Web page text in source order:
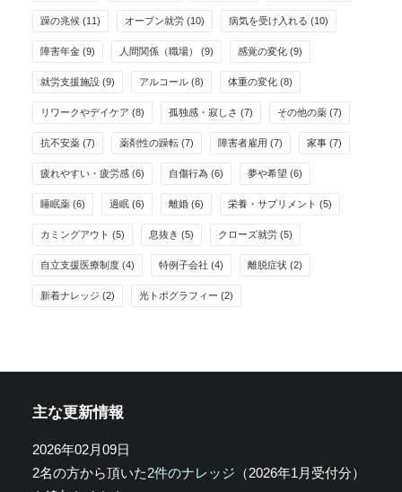
躁の兆候 (11) オープン就労 (10) 病気を受け入れる (10)
障害年金 (9) 人間関係（職場） (9) 感覚の変化 (9)
就労支援施設 (9) アルコール (8) 体重の変化 (8)
リワークやデイケア (8) 孤独感・寂しさ (7) その他の薬 (7)
抗不安薬 (7) 薬剤性の躁転 (7) 障害者雇用 (7) 家事 (7)
疲れやすい・疲労感 (6) 自傷行為 (6) 夢や希望 (6)
睡眠薬 (6) 過眠 (6) 離婚 (6) 栄養・サプリメント (5)
カミングアウト (5) 息抜き (5) クローズ就労 (5)
自立支援医療制度 (4) 特例子会社 (4) 離脱症状 (2)
新着ナレッジ (2) 光トポグラフィー (2)
主な更新情報
2026年02月09日
2名の方から頂いた2件のナレッジ （2026年1月受付分）